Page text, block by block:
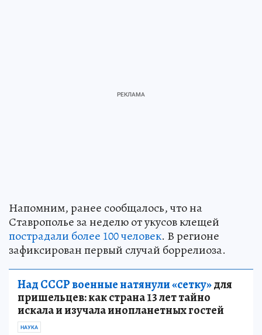
Напомним, ранее сообщалось, что на
Ставрополье за неделю от укусов клещей
пострадали более 100 человек. В регионе
зафиксирован первый случай боррелиоза.
Над СССР военные натянули «сетку»для
пришельцев: как страна 13 лет тайно
искала и изучала инопланетных гостей
НАУКА